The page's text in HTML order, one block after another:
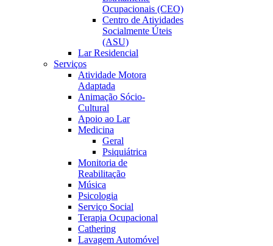
Ocupacionais (CEO)
Centro de Atividades
Socialmente Úteis
(ASU)
Lar Residencial
Serviços
Atividade Motora
Adaptada
Animação Sócio-
Cultural
Apoio ao Lar
Medicina
Geral
Psiquiátrica
Monitoria de
Reabilitação
Música
Psicologia
Serviço Social
Terapia Ocupacional
Cathering
Lavagem Automóvel